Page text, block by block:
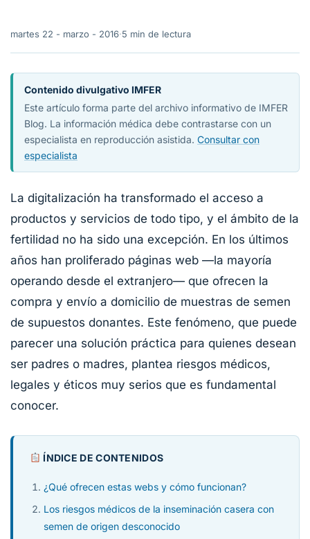
martes 22 - marzo - 2016·5 min de lectura
Contenido divulgativo IMFER
Este artículo forma parte del archivo informativo de IMFER
Blog. La información médica debe contrastarse con un
especialista en reproducción asistida. Consultar con
especialista
La digitalización ha transformado el acceso a
productos y servicios de todo tipo, y el ámbito de la
fertilidad no ha sido una excepción. En los últimos
años han proliferado páginas web —la mayoría
operando desde el extranjero— que ofrecen la
compra y envío a domicilio de muestras de semen
de supuestos donantes. Este fenómeno, que puede
parecer una solución práctica para quienes desean
ser padres o madres, plantea riesgos médicos,
legales y éticos muy serios que es fundamental
conocer.
ÍNDICE DE CONTENIDOS
¿Qué ofrecen estas webs y cómo funcionan?
Los riesgos médicos de la inseminación casera con
semen de origen desconocido